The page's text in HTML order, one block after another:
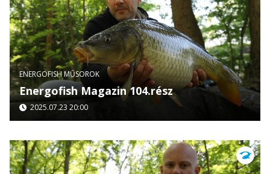
ENERGOFISH MŰSOROK
Energofish Magazin 104.rész
2025.07.23 20:00